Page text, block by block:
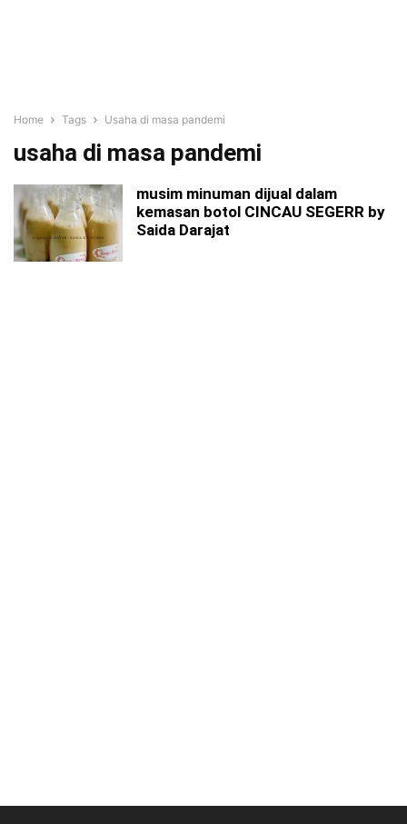
Home Tags Usaha di masa pandemi
usaha di masa pandemi
musim minuman dijual dalam
kemasan botol CINCAU SEGERR by
Saida Darajat